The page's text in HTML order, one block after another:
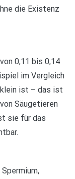
die Existenz
0,11 bis 0,14
im Vergleich
klein ist – das ist
Säugetieren
sie für das